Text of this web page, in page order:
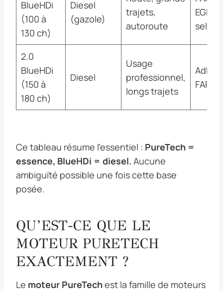
BlueHDi
(100 à
130 ch)
Diesel
(gazole)
trajets,
autoroute
EGR,
selon
2.0
BlueHDi
(150 à
180 ch)
Diesel
Usage
professionnel,
longs trajets
FAP,
Ce tableau résume l’essentiel : PureTech =
essence, BlueHDi = diesel. Aucune
ambiguïté possible une fois cette base
posée.
QU’EST-CE QUE LE
MOTEUR PURETECH
EXACTEMENT ?
Le moteur PureTechest la famille de moteurs